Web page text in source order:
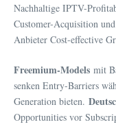
Nachhaltige IPTV-
Customer-Acquisition
Anbieter Cost-effective
Freemium-Models mit
senken Entry-Barriers
Generation bieten.
Opportunities vor